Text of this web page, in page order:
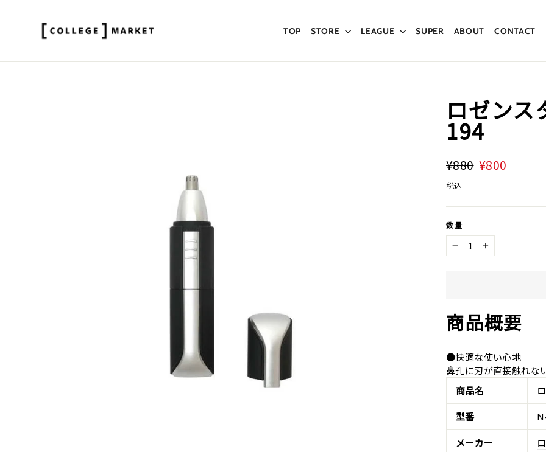
す
TOP STORE LEAGUE SUPER ABOUT CONTACT
ロゼンス
194
通
価
格
¥880 割
格
¥800
税込
数量
− +
商品概要
●快適な使い心地
鼻孔に刃が直接触れな
商品名
型番
メーカー